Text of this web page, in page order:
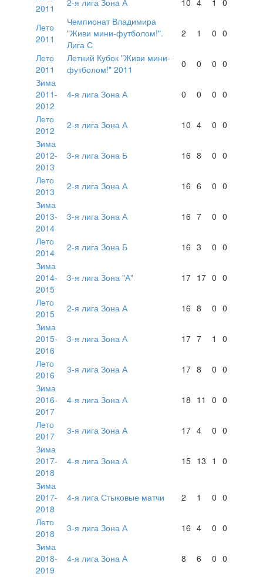
2011
Лето
2011
Чемпионат Владимира
"Живи мини-футболом!".
Лига С
2 1 0 0
Лето
2011
Летний Кубок "Живи мини-
футболом!" 2011
0 0 0 0
Зима
2011-
2012
4-я лига Зона А 0 0 0 0
Лето
2012
2-я лига Зона А 10 4 0 0
Зима
2012-
2013
3-я лига Зона Б 16 8 0 0
Лето
2013
2-я лига Зона А 16 6 0 0
Зима
2013-
2014
3-я лига Зона А 16 7 0 0
Лето
2014
2-я лига Зона Б 16 3 0 0
Зима
2014-
2015
3-я лига Зона "А" 17 17 0 0
Лето
2015
2-я лига Зона А 16 8 0 0
Зима
2015-
2016
3-я лига Зона А 17 7 1 0
Лето
2016
3-я лига Зона А 17 8 0 0
Зима
2016-
2017
4-я лига Зона А 18 11 0 0
Лето
2017
3-я лига Зона А 17 4 0 0
Зима
2017-
2018
4-я лига Зона А 15 13 1 0
Зима
2017-
2018
4-я лига Стыковые матчи 2 1 0 0
Лето
2018
3-я лига Зона А 16 4 0 0
Зима
2018-
2019
4-я лига Зона А 8 6 0 0